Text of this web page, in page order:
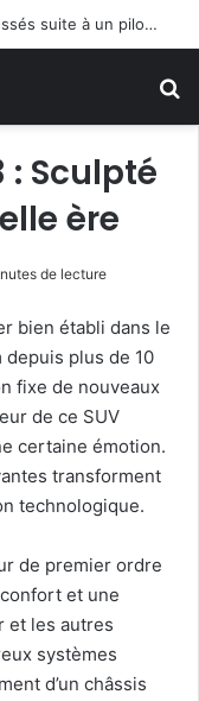
Arabie Saoudite annonce 11 civils blessés suite à un pilonnage houthi visant Najran
: Sculpté
ère
de lecture
bien établi dans le
depuis plus de 10
fixe de nouveaux
de ce SUV
certaine émotion.
transforment
technologique.
de premier ordre
et une
et les autres
systèmes
d’un châssis